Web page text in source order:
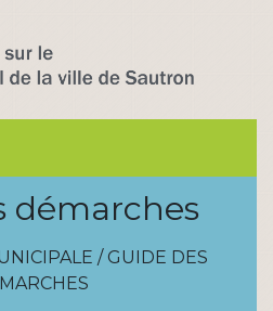
démarches
/ GUIDE DES